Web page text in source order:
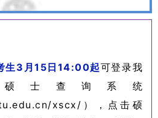
生3月15日14:00起可登录我
士查询系统
xscx/），点击硕